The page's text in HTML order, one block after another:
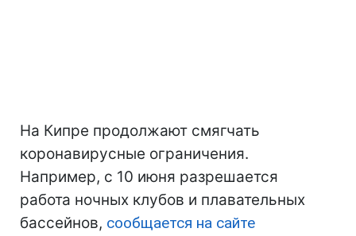
На Кипре продолжают смягчать
коронавирусные ограничения.
Например, с 10 июня разрешается
работа ночных клубов и плавательных
бассейнов, сообщается на сайте